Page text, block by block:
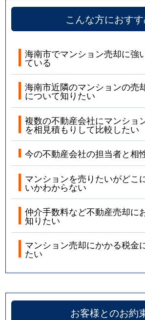
こんな方におす
海南市でマンション売却に強
ている
海南市近隣のマンションの売
について知りたい
複数の不動産会社にマンショ
を相見積もりして比較したい
今の不動産会社の担当者と相
マンションを売りたいがどこ
いかわからない
仲介手数料など不動産売却に
知りたい
マンション売却にかかる税金
たい
お客様とのお約